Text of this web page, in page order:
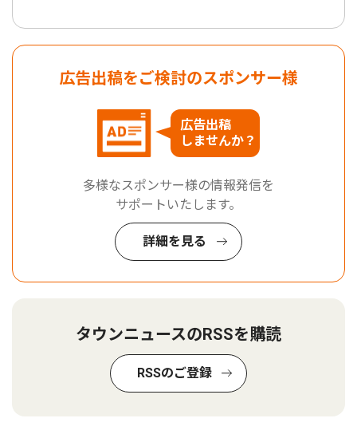
広告出稿をご検討のスポンサー様
広告出稿
しませんか？
多様なスポンサー様の情報発信を
サポートいたします。
詳細を見る
タウンニュースのRSSを購読
RSSのご登録